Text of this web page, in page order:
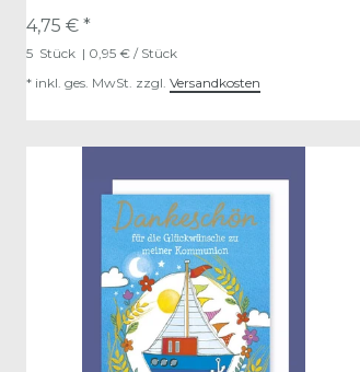
4,75 € *
5 Stück | 0,95 € / Stück
* inkl. ges. MwSt. zzgl. Versandkosten